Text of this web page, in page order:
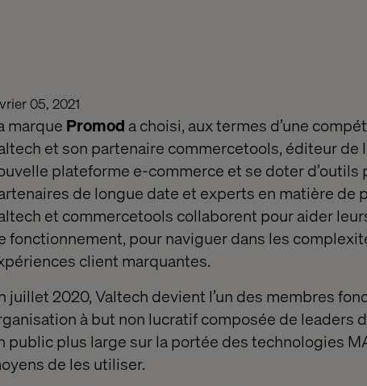
05, 2021
marque Promod a choisi, aux termes d’une
et son partenaire commercetools, éditeur
plateforme e-commerce et se doter d’outils
de longue date et experts en matière de
et commercetools collaborent pour aider
fonctionnement, pour naviguer dans les
client marquantes.
juillet 2020, Valtech devient l’un des membres
à but non lucratif composée de leaders
public plus large sur la portée des technologies
de les utiliser.